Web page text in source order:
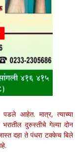
पडले आहेत. मात्र, त्याच्या
दुरुस्तीचे गेल्या दोन
दहा ते पंधरा टक्केच बिले